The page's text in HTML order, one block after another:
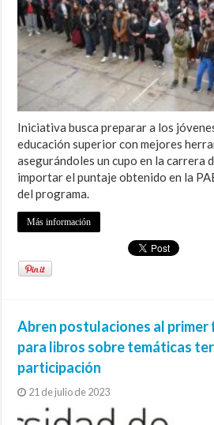
Iniciativa busca preparar a los
educación superior con mejores
asegurándoles un cupo en la carrera
importar el puntaje obtenido en la
del programa.
Más información
Abren postulaciones al
para libros sobre temáticas
participación
21 de julio de 2023